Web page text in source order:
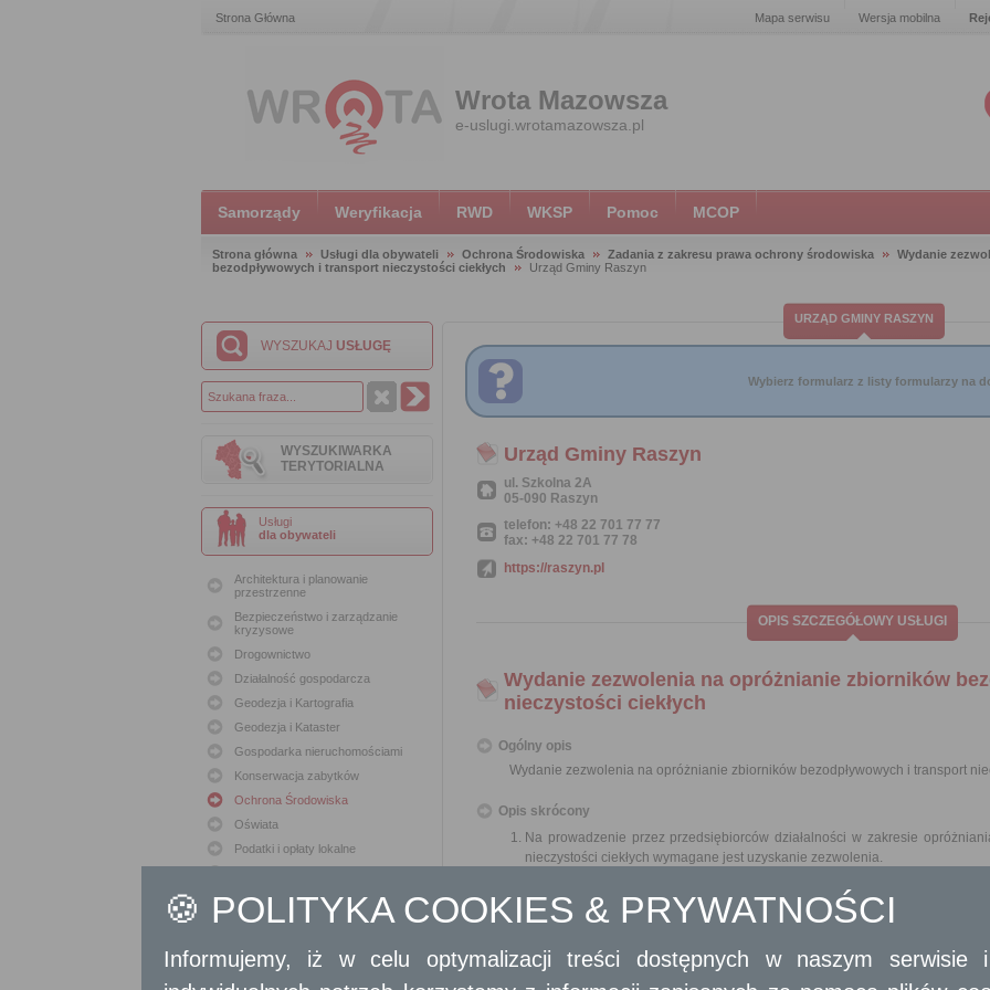
Strona Główna Mapa serwisu Wersja mobilna
Wrota Mazowsza
e-uslugi.wrotamazowsza.pl
Samorządy Weryfikacja RWD WKSP Pomoc MCOP
Strona główna Usługi dla obywateli Ochrona Środowiska Zadania z zakresu prawa ochrony środowiska
Wydanie
bezodpływowych i transport nieczystości ciekłych
Urząd Gminy Raszyn
WYSZUKAJ USŁUGĘ
WYSZUKIWARKA
TERYTORIALNA
Usługi
dla obywateli
Architektura i planowanie
przestrzenne
Bezpieczeństwo i zarządzanie
kryzysowe
Drogownictwo
Działalność gospodarcza
Geodezja i Kartografia
Geodezja i Kataster
Gospodarka nieruchomościami
Konserwacja zabytków
Ochrona Środowiska
Oświata
Podatki i opłaty lokalne
Polityka społeczna
Skargi i wnioski
Sprawy komunalne
URZĄD GMINY RASZYN
Wybierz formularz z listy formularzy na
Urząd Gminy Raszyn
ul. Szkolna 2A
05-090 Raszyn
telefon: +48 22 701 77 77
fax: +48 22 701 77 78
https://raszyn.pl
OPIS SZCZEGÓŁOWY USŁUGI
Wydanie zezwolenia na opróżnianie zbiorników
nieczystości ciekłych
Ogólny opis
Wydanie zezwolenia na opróżnianie zbiorników bezodpływowych i transport
Opis skrócony
Na prowadzenie przez przedsiębiorców działalności w zakresie
nieczystości ciekłych wymagane jest uzyskanie zezwolenia.
przedsiębiorca ubiegający się o uzyskanie zezwolenia w zakresie
nieczystości ciekłych, uwzględniając opis wyposażenia technicznego
usług.
Do wydawania zezwoleń nie stosuje się przepisu art. 11 ust. 9 ustawy z
🍪 POLITYKA COOKIES & PRYWATNOŚCI
Informujemy, iż w celu optymalizacji treści dostępnych w naszym serwisie